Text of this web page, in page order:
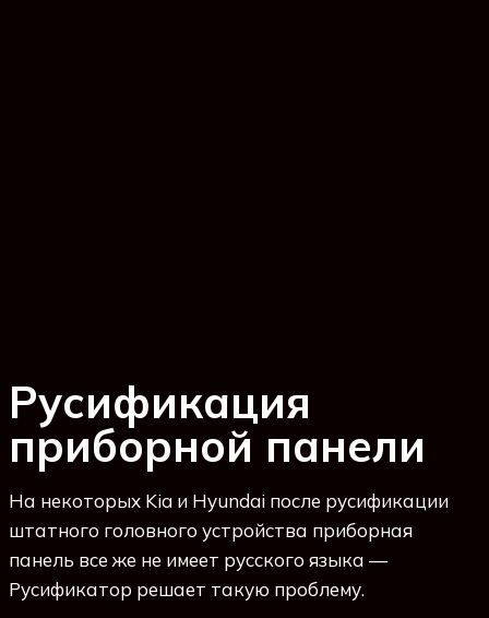
Русификация
приборной панели
На некоторых Kia и Hyundai после русификации
штатного головного устройства приборная
панель все же не имеет русского языка —
Русификатор решает такую проблему.